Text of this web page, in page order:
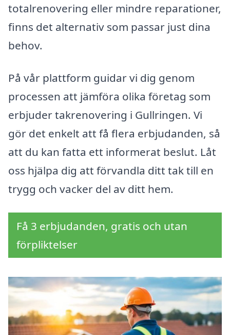
totalrenovering eller mindre reparationer,
finns det alternativ som passar just dina
behov.
På vår plattform guidar vi dig genom
processen att jämföra olika företag som
erbjuder takrenovering i Gullringen. Vi
gör det enkelt att få flera erbjudanden, så
att du kan fatta ett informerat beslut. Låt
oss hjälpa dig att förvandla ditt tak till en
trygg och vacker del av ditt hem.
Få 3 erbjudanden, gratis och utan
förpliktelser